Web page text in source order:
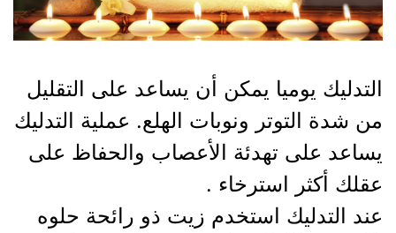
التدليك يوميا يمكن أن يساعد على التقليل
من شدة التوتر ونوبات الهلع. عملية التدليك
يساعد على تهدئة الأعصاب والحفاظ على
عقلك أكثر استرخاء .
عند التدليك استخدم زيت ذو رائحة حلوه